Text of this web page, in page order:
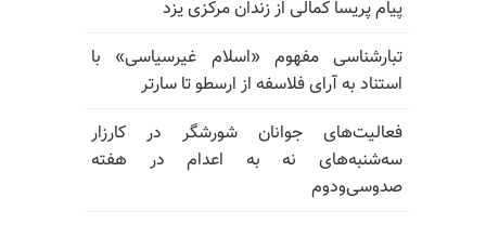
پیام پریسا کمالی از زندان مرکزی یزد
تبارشناسی مفهوم «اسلام غیرسیاسی» با
استناد به آرای فلاسفه از ارسطو تا سارتر
فعالیت‌های جوانان شورشگر در کارزار
سه‌شنبه‌های نه به اعدام در هفته
صدوسی‌و‌دوم